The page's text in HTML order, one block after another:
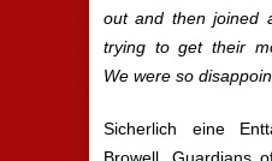
out and then joined
trying to get their
We were so
Sicherlich eine